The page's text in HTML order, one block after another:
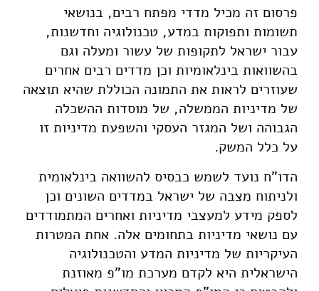
פרסום זה מכיל מדדי מפתח רבים, בנושאי
תשומות ותפוקות במדע, טכנולוגיה וחדשנות,
עבור ישראל לתקופות של עשור ומעלה וגם
בהשוואות בינלאומיות וכן מדדים רבים אחרים
שעוזרים לראות את התמונה הכוללת שהיא תוצאה
של מדיניות הממשלה, של מוסדות ההשכלה
הגבוהה ושל המגזר העסקי והשפעת מדיניות זו
על כלל המשק.
הדו"ח נועד לשמש כבסיס להשוואה בינלאומית
ולניתוח מצבה של ישראל במדדים השונים וכן
לספק מידע למעצבי מדיניות ואחרים המתמודדים
עם נושאי מדיניות בתחומים אלה. אחת המטרות
העיקריות של מדיניות המדע והטכנולוגיה
הישראלית היא לקדם מערכת מו"פ מאוזנת